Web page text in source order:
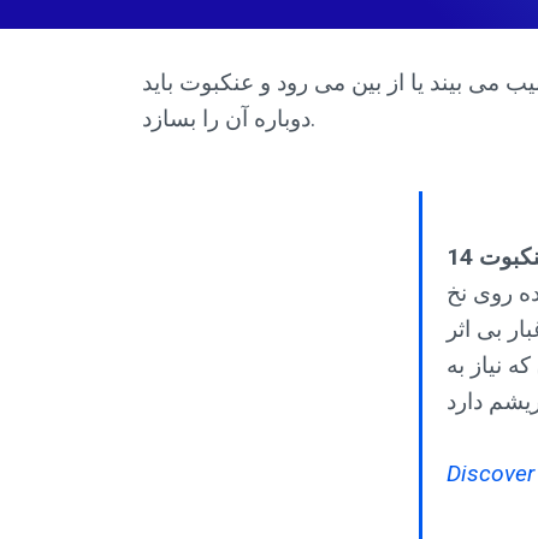
می بیند یا از بین می رود و عنکبوت باید
دوباره آن را بسازد.
روی نخ
بی اثر
نیاز به